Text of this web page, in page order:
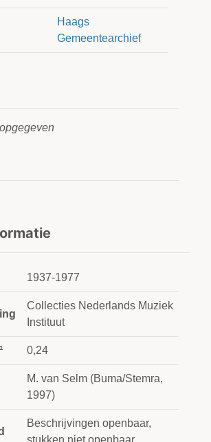
Haags
Gemeentearchief
1937-1977
Collecties Nederlands Muziek
Instituut
0,24
M. van Selm (Buma/Stemra,
1997)
Beschrijvingen openbaar,
stukken niet openbaar